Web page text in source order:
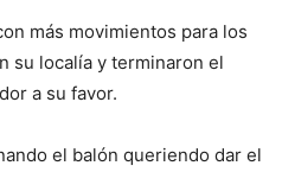
más movimientos para los
su localía y terminaron el
a su favor.
el balón queriendo dar el